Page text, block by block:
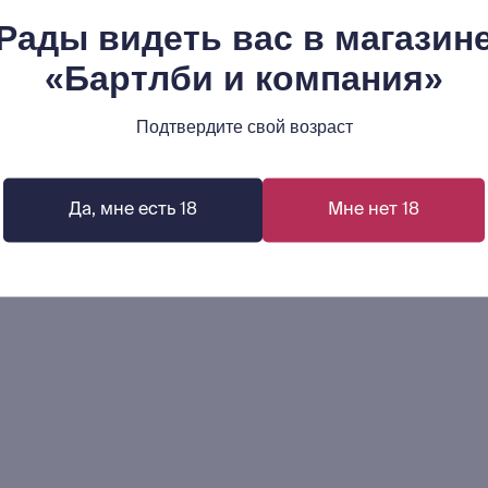
видеть вас в
«Бартлби и компания»
Подтвердите свой возраст
Да, мне есть 18 Мне нет 18
Усанов: Будущее денег.
свободные рынки победят
Каролин Уден-
Издержки рабства и
1 460